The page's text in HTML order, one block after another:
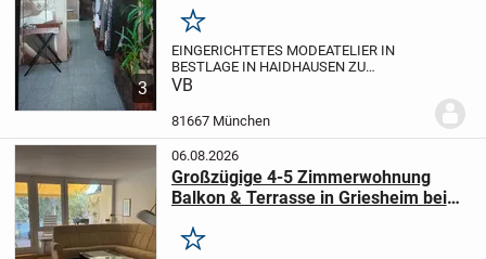
3
Merken
EINGERICHTETES MODEATELIER IN
BESTLAGE IN HAIDHAUSEN ZU
VERKAUFEN
DesignKUNDSCHAFT
VB
81667 München
06.08.2026
Großzügige 4-5 Zimmerwohnung
Balkon & Terrasse in Griesheim bei
Merken